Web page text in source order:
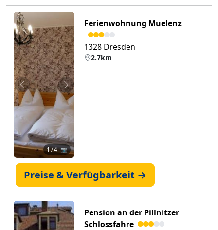
Zurück Weiter
1/ 4 📷
Ferienwohnung Muelenz
1328 Dresden
2.7km
Preise & Verfügbarkeit →
Pension an der Pillnitzer
Schlossfahre